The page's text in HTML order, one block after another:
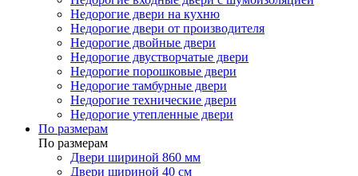
Недорогие двери на кухню
Недорогие двери от производителя
Недорогие двойные двери
Недорогие двустворчатые двери
Недорогие порошковые двери
Недорогие тамбурные двери
Недорогие технические двери
Недорогие утепленные двери
По размерам
По размерам
Двери шириной 860 мм
Двери шириной 40 см